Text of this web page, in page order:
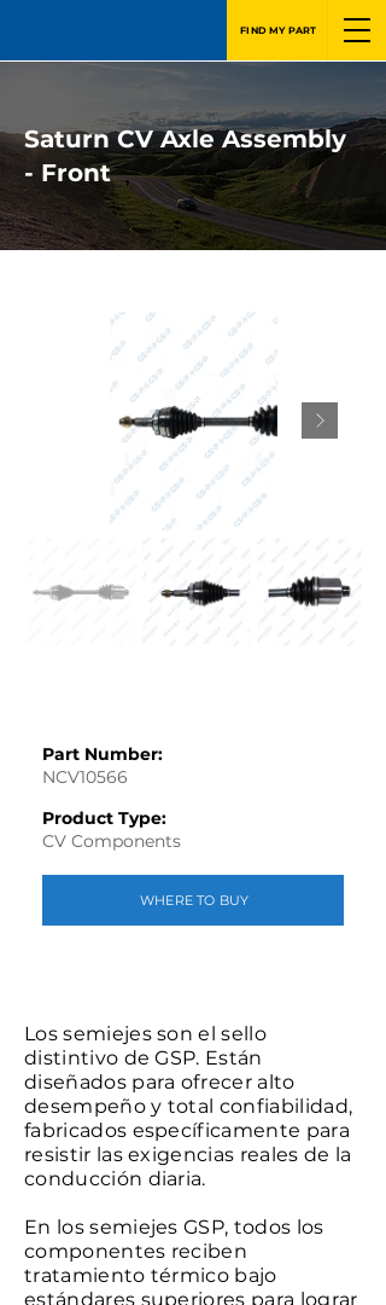
FIND MY PART
Saturn CV Axle Assembly
- Front
Part Number:
NCV10566
Product Type:
CV Components
WHERE TO BUY
Los semiejes son el sello
distintivo de GSP. Están
diseñados para ofrecer alto
desempeño y total confiabilidad,
fabricados específicamente para
resistir las exigencias reales de la
conducción diaria.
En los semiejes GSP, todos los
componentes reciben
tratamiento térmico bajo
estándares superiores para lograr